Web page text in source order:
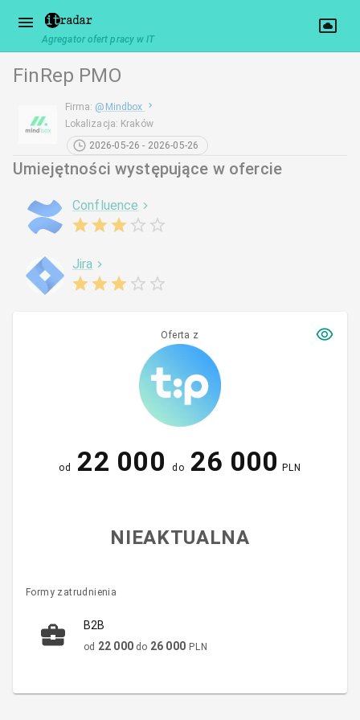
Agregator ofert pracy w IT
FinRep PMO
Firma: @ Mindbox
Lokalizacja: Kraków
2026-05-26 - 2026-05-26
Umiejętności występujące w ofercie
Confluence
Jira
Oferta z
od 22 000 do 26 000 PLN
NIEAKTUALNA
Formy zatrudnienia
B2B
od 22 000 do 26 000 PLN